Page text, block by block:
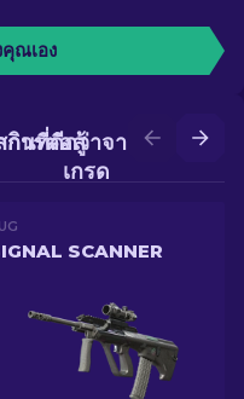
คุณเอง
กินที่ดีกว่าจากการอัป
เกรด
การต่อสู้
SCANNER